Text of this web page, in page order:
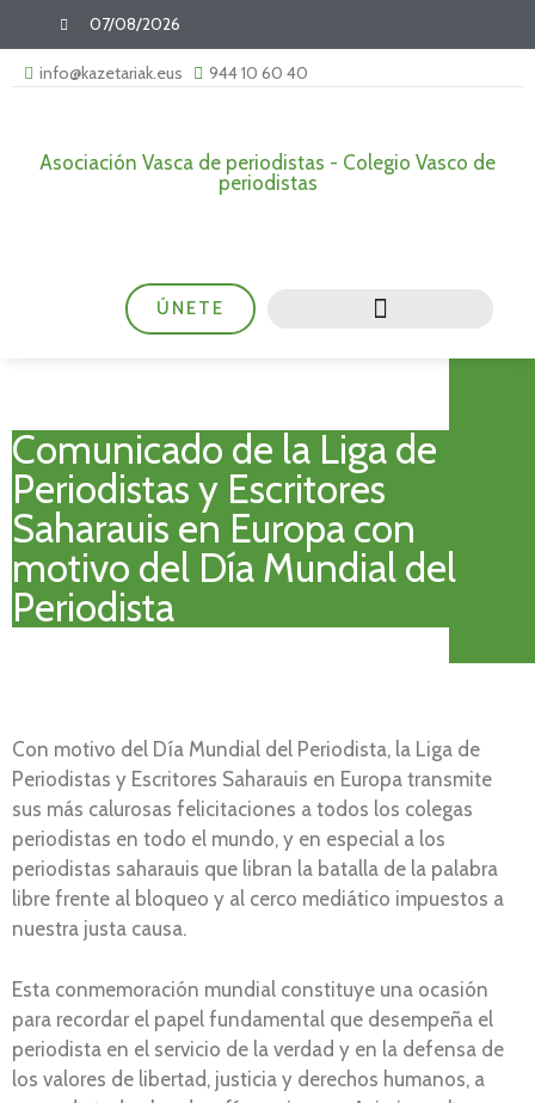
07/08/2026
info@kazetariak.eus 944 10 60 40
Asociación Vasca de periodistas - Colegio Vasco de
periodistas
ÚNETE
Comunicado de la Liga de
Periodistas y Escritores
Saharauis en Europa con
motivo del Día Mundial del
Periodista
Con motivo del Día Mundial del Periodista, la Liga de
Periodistas y Escritores Saharauis en Europa transmite
sus más calurosas felicitaciones a todos los colegas
periodistas en todo el mundo, y en especial a los
periodistas saharauis que libran la batalla de la palabra
libre frente al bloqueo y al cerco mediático impuestos a
nuestra justa causa.
Esta conmemoración mundial constituye una ocasión
para recordar el papel fundamental que desempeña el
periodista en el servicio de la verdad y en la defensa de
los valores de libertad, justicia y derechos humanos, a